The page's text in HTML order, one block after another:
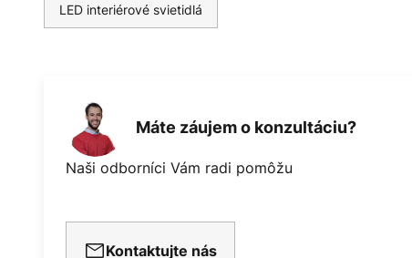
LED interiérové svietidlá
Máte záujem o konzultáciu?
Naši odborníci Vám radi pomôžu
Kontaktujte nás